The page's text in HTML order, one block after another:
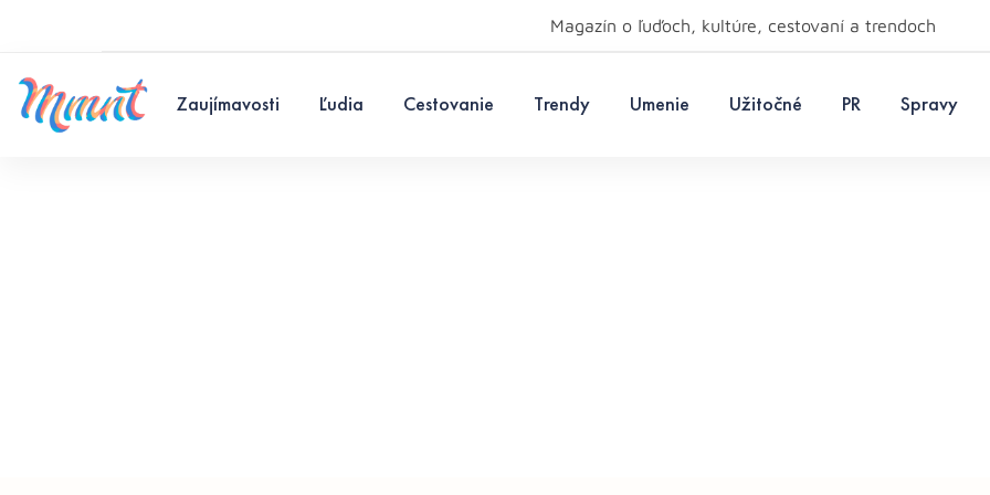
Magazín o ľuďoch, kultúre, cestovaní a trendoch
Zaujímavosti Ľudia Cestovanie Trendy Umenie Užitočné PR Spravy